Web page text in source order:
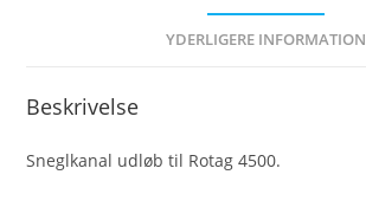
YDERLIGERE INFORMATION
Beskrivelse
Sneglkanal udløb til Rotag 4500.